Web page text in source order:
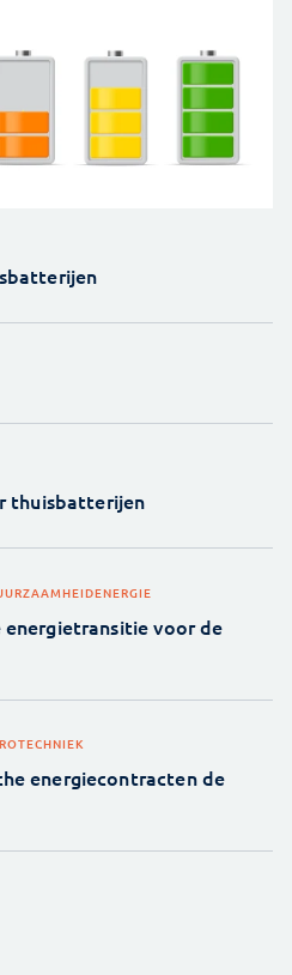
thuisbatterijen
ENERGIE
energietransitie voor de
energiecontracten de